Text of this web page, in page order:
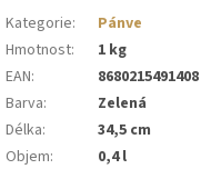
Kategorie:
Pánve
Hmotnost:
1 kg
EAN:
8680215491408
Barva:
Zelená
Délka:
34,5 cm
Objem:
0,4 l